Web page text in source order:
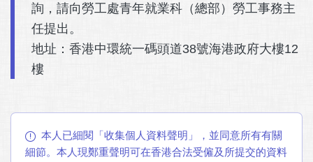
詢，請向勞工處青年就業科（總部）勞工事務主
任提出。
地址：香港中環統一碼頭道38號海港政府大樓12
樓
本人已細閱「收集個人資料聲明」，並同意所有有關
細節。本人現鄭重聲明可在香港合法受僱及所提交的資料